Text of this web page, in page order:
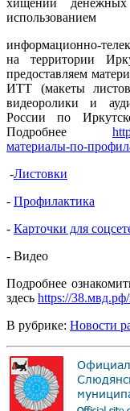
использованием
информационно-
на территории
предоставляем
ИТТ (макеты
видеоролики и
России по
Подробнее
материалы-по-
-Листовки
- Профилактика
- Карточки для
- Видео
Подробнее
здесь https://
В рубрике: Новости